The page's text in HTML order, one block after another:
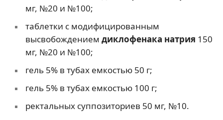
мг, №20 и №100;
таблетки с модифицированным
высвобождением диклофенака натрия 150
мг, №20 и №100;
гель 5% в тубах емкостью 50 г;
гель 5% в тубах емкостью 100 г;
ректальных суппозиториев 50 мг, №10.